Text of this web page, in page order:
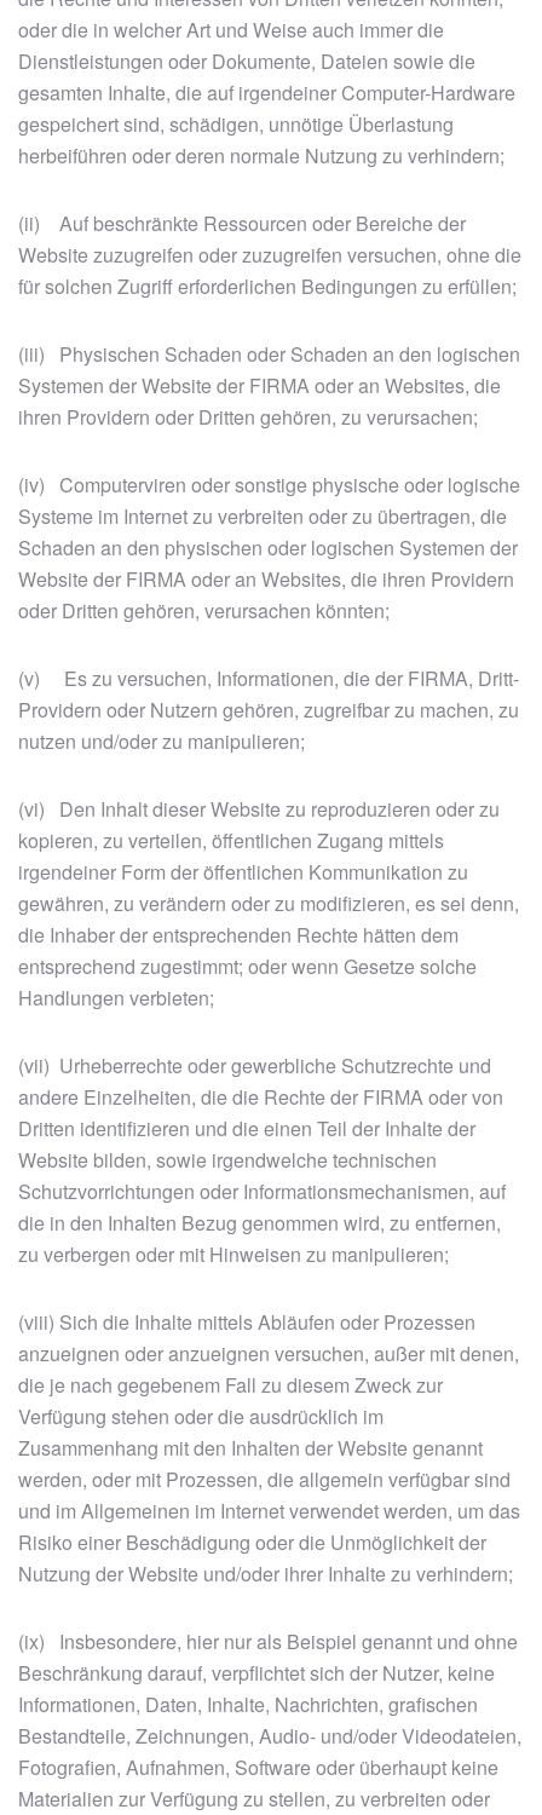
oder die in welcher Art und Weise auch immer die
Dienstleistungen oder Dokumente, Dateien sowie die
gesamten Inhalte, die auf irgendeiner Computer-Hardware
gespeichert sind, schädigen, unnötige Überlastung
herbeiführen oder deren normale Nutzung zu verhindern;
(ii) Auf beschränkte Ressourcen oder Bereiche der
Website zuzugreifen oder zuzugreifen versuchen, ohne die
für solchen Zugriff erforderlichen Bedingungen zu erfüllen;
(iii) Physischen Schaden oder Schaden an den logischen
Systemen der Website der FIRMA oder an Websites, die
ihren Providern oder Dritten gehören, zu verursachen;
(iv) Computerviren oder sonstige physische oder logische
Systeme im Internet zu verbreiten oder zu übertragen, die
Schaden an den physischen oder logischen Systemen der
Website der FIRMA oder an Websites, die ihren Providern
oder Dritten gehören, verursachen könnten;
(v) Es zu versuchen, Informationen, die der FIRMA, Dritt-
Providern oder Nutzern gehören, zugreifbar zu machen, zu
nutzen und/oder zu manipulieren;
(vi) Den Inhalt dieser Website zu reproduzieren oder zu
kopieren, zu verteilen, öffentlichen Zugang mittels
irgendeiner Form der öffentlichen Kommunikation zu
gewähren, zu verändern oder zu modifizieren, es sei denn,
die Inhaber der entsprechenden Rechte hätten dem
entsprechend zugestimmt; oder wenn Gesetze solche
Handlungen verbieten;
(vii) Urheberrechte oder gewerbliche Schutzrechte und
andere Einzelheiten, die die Rechte der FIRMA oder von
Dritten identifizieren und die einen Teil der Inhalte der
Website bilden, sowie irgendwelche technischen
Schutzvorrichtungen oder Informationsmechanismen, auf
die in den Inhalten Bezug genommen wird, zu entfernen,
zu verbergen oder mit Hinweisen zu manipulieren;
(viii) Sich die Inhalte mittels Abläufen oder Prozessen
anzueignen oder anzueignen versuchen, außer mit denen,
die je nach gegebenem Fall zu diesem Zweck zur
Verfügung stehen oder die ausdrücklich im
Zusammenhang mit den Inhalten der Website genannt
werden, oder mit Prozessen, die allgemein verfügbar sind
und im Allgemeinen im Internet verwendet werden, um das
Risiko einer Beschädigung oder die Unmöglichkeit der
Nutzung der Website und/oder ihrer Inhalte zu verhindern;
(ix) Insbesondere, hier nur als Beispiel genannt und ohne
Beschränkung darauf, verpflichtet sich der Nutzer, keine
Informationen, Daten, Inhalte, Nachrichten, grafischen
Bestandteile, Zeichnungen, Audio- und/oder Videodateien,
Fotografien, Aufnahmen, Software oder überhaupt keine
Materialien zur Verfügung zu stellen, zu verbreiten oder